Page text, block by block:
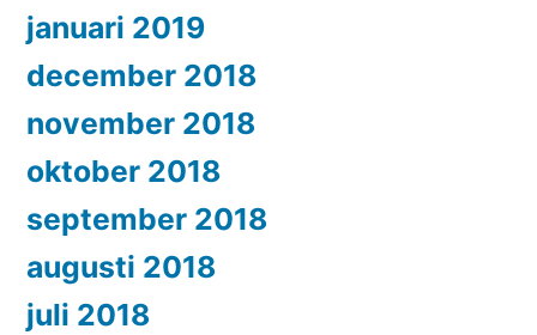
januari 2019
december 2018
november 2018
oktober 2018
september 2018
augusti 2018
juli 2018